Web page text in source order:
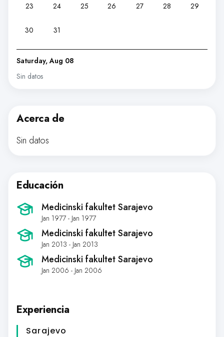
23 24 25 26 27 28 29
30 31
Saturday, Aug 08
Sin datos
Acerca de
Sin datos
Educación
Medicinski fakultet Sarajevo
Jan 1977 - Jan 1977
Medicinski fakultet Sarajevo
Jan 2013 - Jan 2013
Medicinski fakultet Sarajevo
Jan 2006 - Jan 2006
Experiencia
Sarajevo